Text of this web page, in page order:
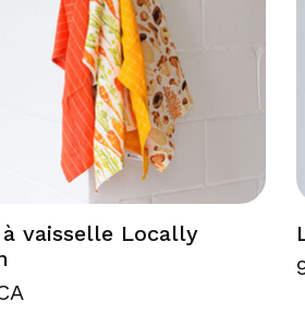
vaisselle Locally